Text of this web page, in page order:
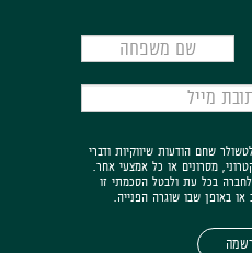
שחם הודעות שיווקיות ודברי
מסרונים או כל אמצעי אחר.
לחברה בכל עת ולבטל הסכמתי זו
באופן שבו שוגרה הפנייה.